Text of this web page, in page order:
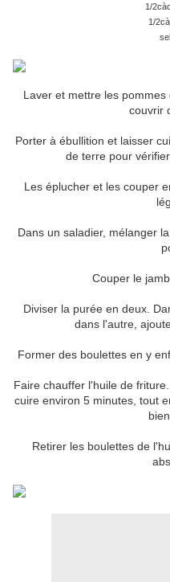
1/
1/
Laver et mettre les
couvrir
Porter à ébullition et laisser
de terre pour
Les éplucher et les couper
Dans un saladier, mélanger
Couper le
Diviser la purée en deux.
dans l'autre,
Former des boulettes en y
Faire chauffer l'huile de
cuire environ 5 minutes, tout
Retirer les boulettes de